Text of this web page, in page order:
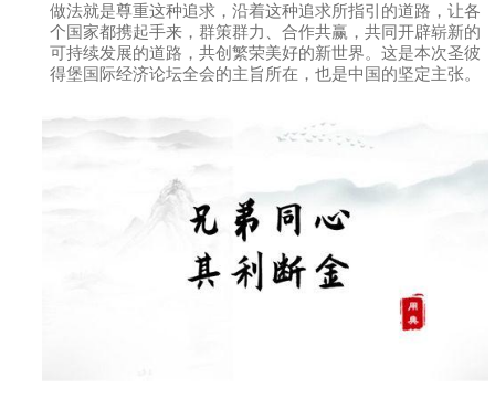
做法就是尊重这种追求，沿着这种追求所指引的道路，让各
个国家都携起手来，群策群力、合作共赢，共同开辟崭新的
可持续发展的道路，共创繁荣美好的新世界。这是本次圣彼
得堡国际经济论坛全会的主旨所在，也是中国的坚定主张。